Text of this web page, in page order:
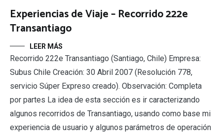
Experiencias de Viaje – Recorrido 222e
Transantiago
LEER MÁS
Recorrido 222e Transantiago (Santiago, Chile) Empresa:
Subus Chile Creación: 30 Abril 2007 (Resolución 778,
servicio Súper Expreso creado). Observación: Completa
por partes La idea de esta sección es ir caracterizando
algunos recorridos de Transantiago, usando como base mi
experiencia de usuario y algunos parámetros de operación